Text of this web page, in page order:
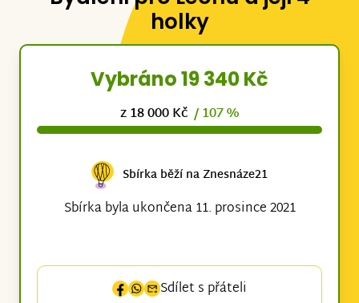
holky
Vybráno 19 340 Kč
z 18 000 Kč / 107 %
Sbírka běží na Znesnáze21
Sbírka byla ukončena 11. prosince 2021
Sdílet s přáteli